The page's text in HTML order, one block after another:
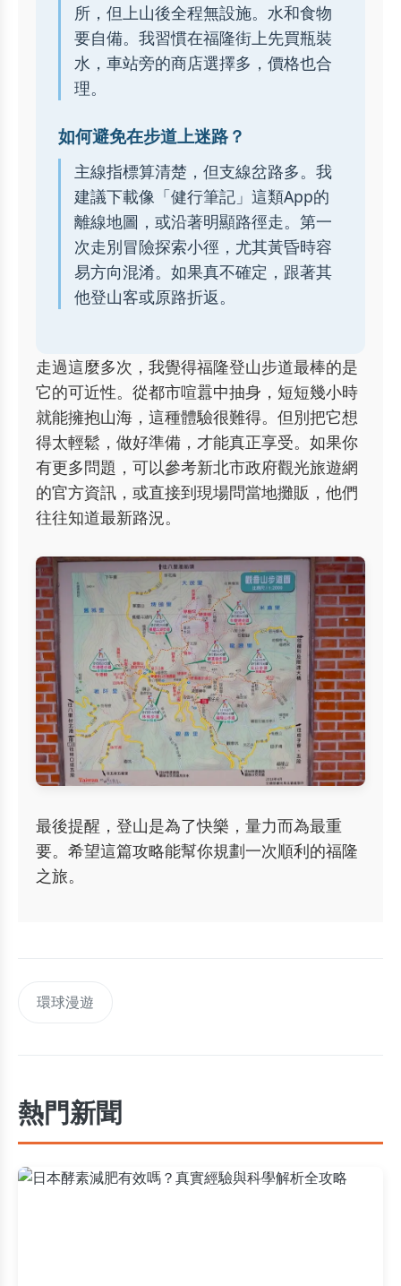
所，但上山後全程無設施。水和食物
要自備。我習慣在福隆街上先買瓶裝
水，車站旁的商店選擇多，價格也合
理。
如何避免在步道上迷路？
主線指標算清楚，但支線岔路多。我
建議下載像「健行筆記」這類App的
離線地圖，或沿著明顯路徑走。第一
次走別冒險探索小徑，尤其黃昏時容
易方向混淆。如果真不確定，跟著其
他登山客或原路折返。
走過這麼多次，我覺得福隆登山步道最棒的是
它的可近性。從都市喧囂中抽身，短短幾小時
就能擁抱山海，這種體驗很難得。但別把它想
得太輕鬆，做好準備，才能真正享受。如果你
有更多問題，可以參考新北市政府觀光旅遊網
的官方資訊，或直接到現場問當地攤販，他們
往往知道最新路況。
最後提醒，登山是為了快樂，量力而為最重
要。希望這篇攻略能幫你規劃一次順利的福隆
之旅。
環球漫遊
熱門新聞